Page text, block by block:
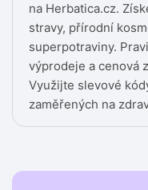
na Herbatica.cz.
stravy, přírodní
superpotraviny.
výprodeje a cenová
Využijte slevové
zaměřených na